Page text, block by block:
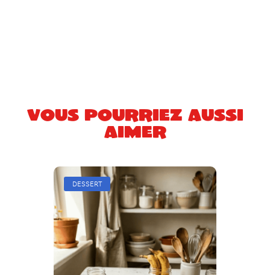
Vous pourriez aussi
aimer
DESSERT